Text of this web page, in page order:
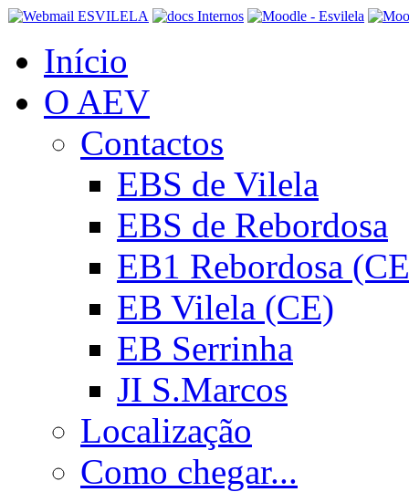
Início
O AEV
Contactos
EBS de Vilela
EBS de Rebordosa
EB1 Rebordosa
EB Vilela (CE)
EB Serrinha
JI S.Marcos
Localização
Como chegar...